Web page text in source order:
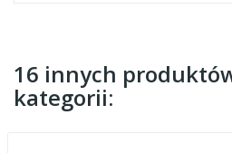
16 innych
kategorii: